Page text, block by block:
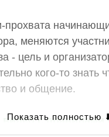
прохвата
меняются
- цель и
кого-то знать
и общение.
с правилами